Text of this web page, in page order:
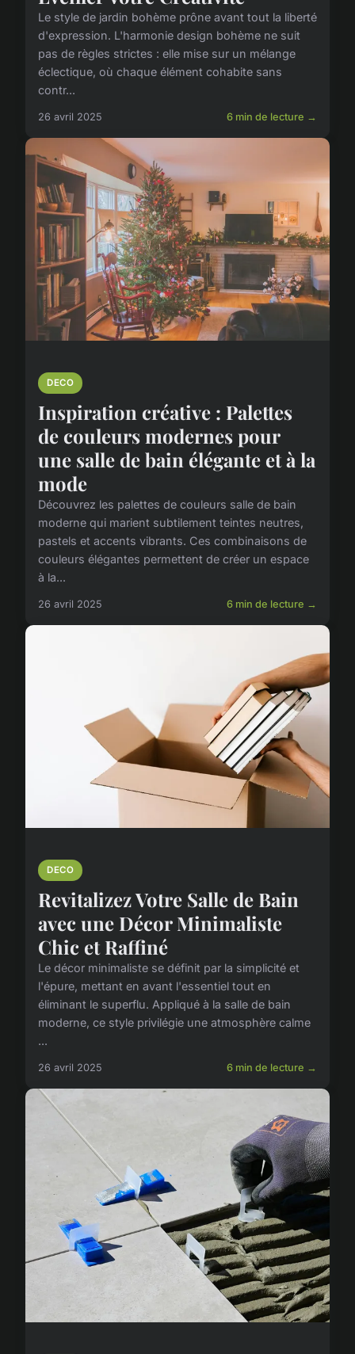
Le style de jardin bohème prône avant tout la liberté
d'expression. L'harmonie design bohème ne suit
pas de règles strictes : elle mise sur un mélange
éclectique, où chaque élément cohabite sans
contr...
26 avril 2025 6 min de lecture →
DECO
Inspiration créative : Palettes
de couleurs modernes pour
une salle de bain élégante et à la
mode
Découvrez les palettes de couleurs salle de bain
moderne qui marient subtilement teintes neutres,
pastels et accents vibrants. Ces combinaisons de
couleurs élégantes permettent de créer un espace
à la...
26 avril 2025 6 min de lecture →
DECO
Revitalizez Votre Salle de Bain
avec une Décor Minimaliste
Chic et Raffiné
Le décor minimaliste se définit par la simplicité et
l'épure, mettant en avant l'essentiel tout en
éliminant le superflu. Appliqué à la salle de bain
moderne, ce style privilégie une atmosphère calme
...
26 avril 2025 6 min de lecture →